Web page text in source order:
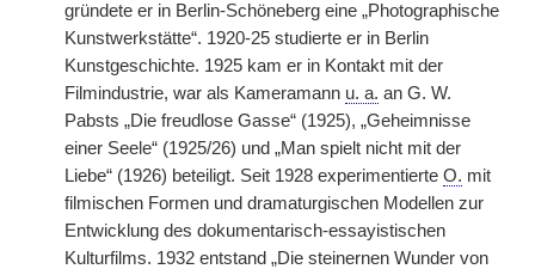
gründete er in Berlin-Schöneberg eine „Photographische
Kunstwerkstätte“. 1920-25 studierte er in Berlin
Kunstgeschichte. 1925 kam er in Kontakt mit der
Filmindustrie, war als Kameramann u. a. an G. W.
Pabsts „Die freudlose Gasse“ (1925), „Geheimnisse
einer Seele“ (1925/26) und „Man spielt nicht mit der
Liebe“ (1926) beteiligt. Seit 1928 experimentierte O. mit
filmischen Formen und dramaturgischen Modellen zur
Entwicklung des dokumentarisch-essayistischen
Kulturfilms. 1932 entstand „Die steinernen Wunder von